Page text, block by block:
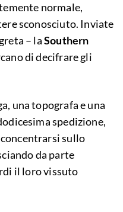
normale,
sconosciuto. Inviate
– laSouthern
di decifrare gli
una topografa e una
spedizione,
sullo
da parte
il loro vissuto